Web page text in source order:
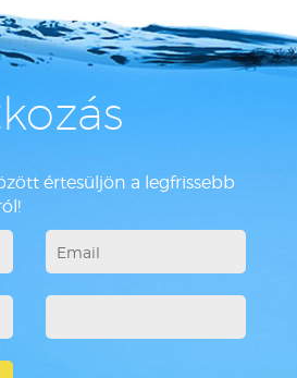
értesüljön a legfrissebb